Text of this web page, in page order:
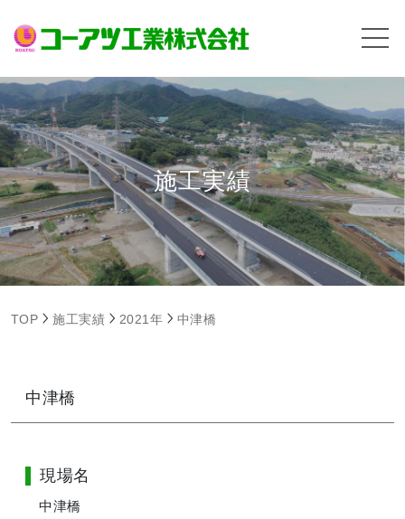
施工実績
TOP 施工実績 2021年 中津橋
中津橋
現場名
中津橋